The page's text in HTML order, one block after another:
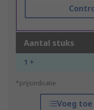
Aantal stuks
1 +
*prijsindicatie
Voeg